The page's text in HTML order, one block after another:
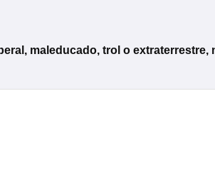
maleducado, trol o extraterrestre,